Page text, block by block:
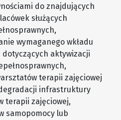
do znajdujących
służących
wymaganego wkładu
aktywizacji
terapii zajęciowej
infrastruktury
terapii zajęciowej,
samopomocy lub